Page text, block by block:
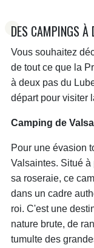
DES CAMPINGS À
Vous souhaitez
de tout ce que la
à deux pas du
départ pour visiter
Camping de
Pour une évasion
Valsaintes. Situé
sa roseraie, ce
dans un cadre
roi. C'est une
nature brute, de
tumulte des